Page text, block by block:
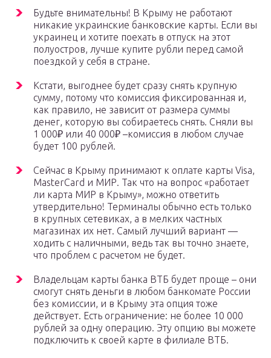
Будьте внимательны! В Крыму не работают
никакие украинские банковские карты. Если вы
украинец и хотите поехать в отпуск на этот
полуостров, лучше купите рубли перед самой
поездкой у себя в стране.
Кстати, выгоднее будет сразу снять крупную
сумму, потому что комиссия фиксированная и,
как правило, не зависит от размера суммы
денег, которую вы собираетесь снять. Сняли вы
1 000₽ или 40 000₽ –комиссия в любом случае
будет 100 рублей.
Сейчас в Крыму принимают к оплате карты Visa,
MasterCard и МИР. Так что на вопрос «работает
ли карта МИР в Крыму», можно ответить
утвердительно! Терминалы обычно есть только
в крупных сетевиках, а в мелких частных
магазинах их нет. Самый лучший вариант —
ходить с наличными, ведь так вы точно знаете,
что проблем с расчетом не будет.
Владельцам карты банка ВТБ будет проще – они
смогут снять деньги в любом банкомате России
без комиссии, и в Крыму эта опция тоже
действует. Есть ограничение: не более 10 000
рублей за одну операцию. Эту опцию вы можете
подключить к своей карте в филиале ВТБ.